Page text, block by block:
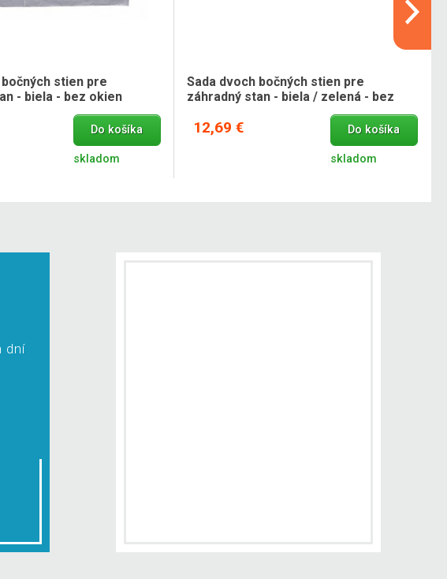
stien pre
- biela - bez okien
Do košíka
skladom
Sada dvoch bočných stien pre
záhradný stan - biela / zelená - bez
12,69 € Do košíka
skladom
dní